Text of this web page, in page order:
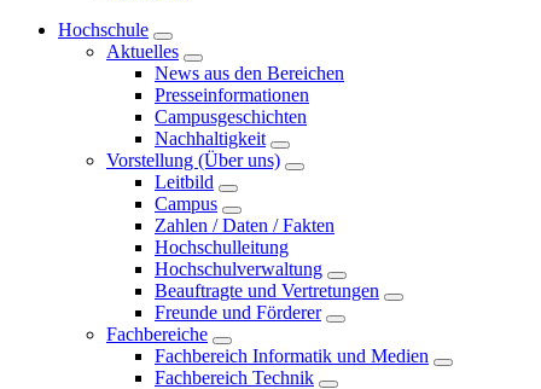
Hochschule
Aktuelles
News aus den Bereichen
Presseinformationen
Campusgeschichten
Nachhaltigkeit
Vorstellung (Über uns)
Leitbild
Campus
Zahlen / Daten / Fakten
Hochschulleitung
Hochschulverwaltung
Beauftragte und Vertretungen
Freunde und Förderer
Fachbereiche
Fachbereich Informatik und Medien
Fachbereich Technik